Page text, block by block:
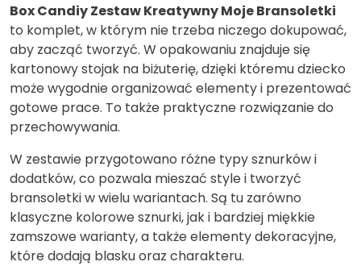
Box Candiy Zestaw Kreatywny Moje Bransoletki
to komplet, w którym nie trzeba niczego dokupować,
aby zacząć tworzyć. W opakowaniu znajduje się
kartonowy stojak na biżuterię, dzięki któremu dziecko
może wygodnie organizować elementy i prezentować
gotowe prace. To także praktyczne rozwiązanie do
przechowywania.
W zestawie przygotowano różne typy sznurków i
dodatków, co pozwala mieszać style i tworzyć
bransoletki w wielu wariantach. Są tu zarówno
klasyczne kolorowe sznurki, jak i bardziej miękkie
zamszowe warianty, a także elementy dekoracyjne,
które dodają blasku oraz charakteru.